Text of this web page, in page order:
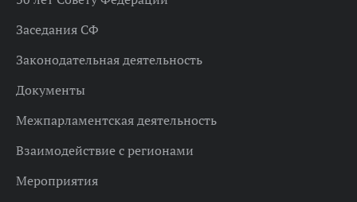
Заседания СФ
Законодательная деятельность
Документы
Межпарламентская деятельность
Взаимодействие с регионами
Мероприятия